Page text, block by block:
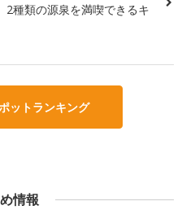
2種類の源泉を満喫できるキ
ットランキング
情報